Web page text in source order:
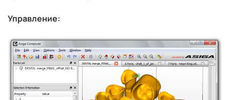
Управление: